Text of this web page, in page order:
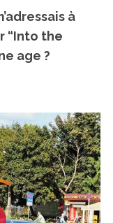
à
“Into the
age ?